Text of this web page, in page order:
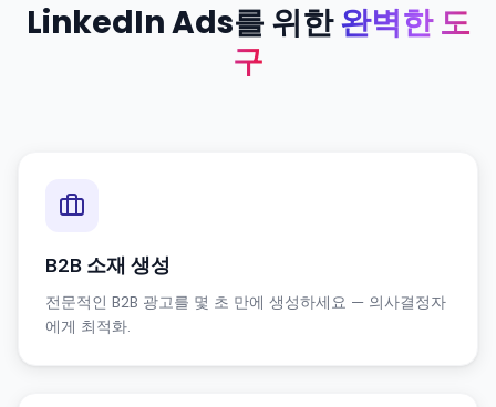
LinkedIn Ads를 위한완벽한 도
구
B2B 소재 생성
전문적인 B2B 광고를 몇 초 만에 생성하세요 — 의사결정자
에게 최적화.